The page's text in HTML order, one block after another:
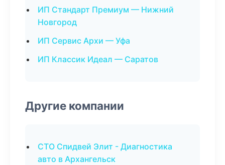
ИП Стандарт Премиум — Нижний
Новгород
ИП Сервис Архи — Уфа
ИП Классик Идеал — Саратов
Другие компании
СТО Спидвей Элит - Диагностика
авто в Архангельск